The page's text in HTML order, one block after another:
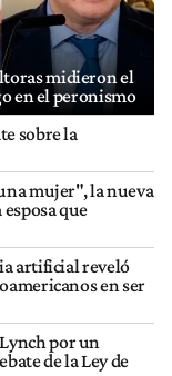
midieron el
en el peronismo
sobre la
mujer", la nueva
que
artificial reveló
en ser
por un
de la Ley de